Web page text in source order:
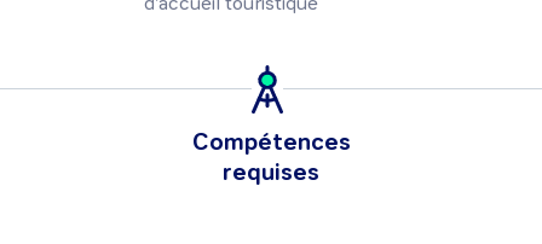
Compétences
requises